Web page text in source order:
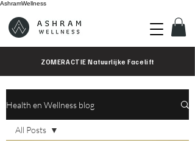
AshramWellness
ZOMERACTIE Natuurlijke Facelift
Health en Wellness blog
All Posts